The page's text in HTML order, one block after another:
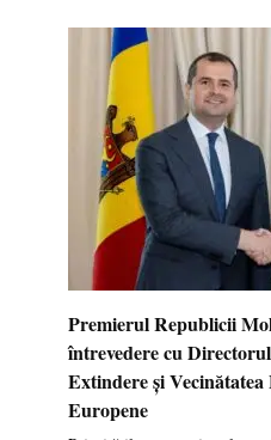
Premierul Republicii
întrevedere cu
Extindere și Vecinătatea
Europene